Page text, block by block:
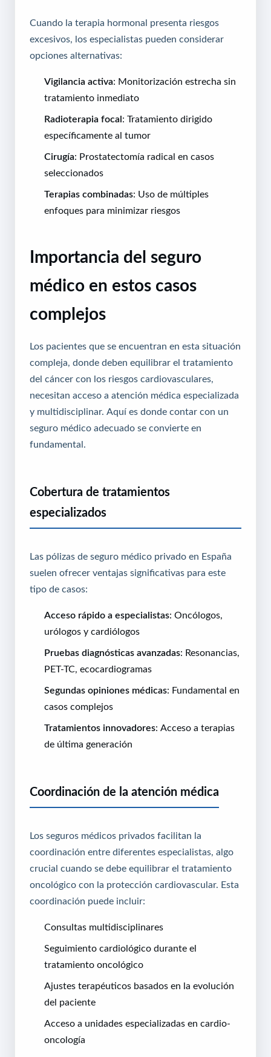
Cuando la terapia hormonal presenta riesgos
excesivos, los especialistas pueden considerar
opciones alternativas:
Vigilancia activa: Monitorización estrecha sin
tratamiento inmediato
Radioterapia focal: Tratamiento dirigido
específicamente al tumor
Cirugía: Prostatectomía radical en casos
seleccionados
Terapias combinadas: Uso de múltiples
enfoques para minimizar riesgos
Importancia del seguro
médico en estos casos
complejos
Los pacientes que se encuentran en esta situación
compleja, donde deben equilibrar el tratamiento
del cáncer con los riesgos cardiovasculares,
necesitan acceso a atención médica especializada
y multidisciplinar. Aquí es donde contar con un
seguro médico adecuado se convierte en
fundamental.
Cobertura de tratamientos
especializados
Las pólizas de seguro médico privado en España
suelen ofrecer ventajas significativas para este
tipo de casos:
Acceso rápido a especialistas: Oncólogos,
urólogos y cardiólogos
Pruebas diagnósticas avanzadas: Resonancias,
PET-TC, ecocardiogramas
Segundas opiniones médicas: Fundamental en
casos complejos
Tratamientos innovadores: Acceso a terapias
de última generación
Coordinación de la atención médica
Los seguros médicos privados facilitan la
coordinación entre diferentes especialistas, algo
crucial cuando se debe equilibrar el tratamiento
oncológico con la protección cardiovascular. Esta
coordinación puede incluir:
Consultas multidisciplinares
Seguimiento cardiológico durante el
tratamiento oncológico
Ajustes terapéuticos basados en la evolución
del paciente
Acceso a unidades especializadas en cardio-
oncología